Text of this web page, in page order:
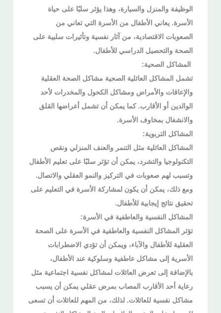
الوظيفة والمنزل والسيارة، وهذا يؤثر سلبًا على حياة
الأسرة. يعاني الأطفال من الأسرة التي تعاني من
الصعوبات الاقتصادية، من آثار نفسية وتأثيرات سلبية على
الصحة والتحصيل الدراسي للأطفال.
المشاكل الصحية:
تشمل المشاكل العائلية الصحية مشاكل الصحة العقلية
والإعاقات والأمراض ومشاكل الكحول والمخدرات لأحد
الوالدين أو الأقارب. كما يمكن أن تشمل أعراضها القلق
والانشغال بمخاوف الأسرة.
المشاكل التربوية:
المشاكل العائلية مثل التنمر والعنف المنزلي ونقص
التكنولوجيا والتشرد، يمكن أن تؤثر سلبًا على تعليم الأطفال
وتسبب لهم صعوبات في التركيز والنمو العقلي والاتصال.
ومع ذلك، يمكن أن يكون لمشاركة الأسرة في التعليم على
تحقيق نتائج إيجابية للأطفال.
المشاكل النفسية والعاطفية في الأسرة:
تؤثر المشاكل النفسية والعاطفية في الأسرة على الصحة
العقلية للأطفال والآباء، ويمكن أن تؤدي الاضطرابات
الأسرية إلى مشاكل عاطفية وسلوكية عند الأطفال،
بالإضافة إلى تعرض العائلات لمشاكل نفسية اجتماعية مثل
رعاية أحد الأقارب المصاب بمرض عقلي يمكن أن يسبب
مشاكل نفسية للعائلات. لذلك، من المهم للعائلات أن تسعى